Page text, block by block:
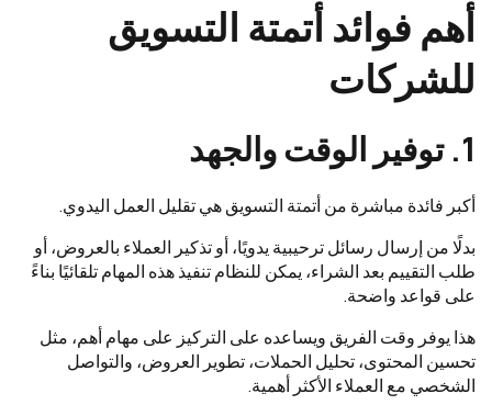
أهم فوائد أتمتة التسويق
للشركات
1. توفير الوقت والجهد
أكبر فائدة مباشرة من أتمتة التسويق هي تقليل العمل اليدوي.
بدلًا من إرسال رسائل ترحيبية يدويًا، أو تذكير العملاء بالعروض، أو
طلب التقييم بعد الشراء، يمكن للنظام تنفيذ هذه المهام تلقائيًا بناءً
على قواعد واضحة.
هذا يوفر وقت الفريق ويساعده على التركيز على مهام أهم، مثل
تحسين المحتوى، تحليل الحملات، تطوير العروض، والتواصل
الشخصي مع العملاء الأكثر أهمية.